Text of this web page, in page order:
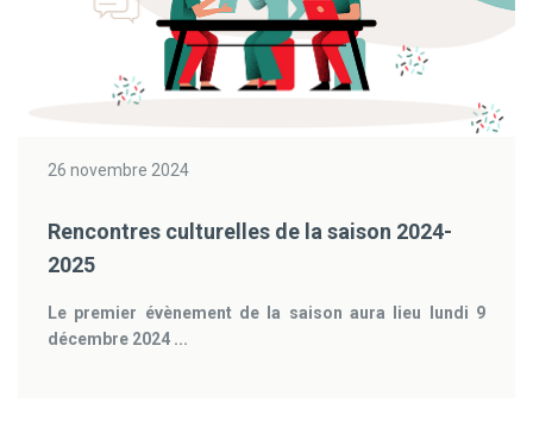
26 novembre 2024
Rencontres culturelles de la saison 2024-
2025
Le premier évènement de la saison aura lieu lundi 9
décembre 2024 ...